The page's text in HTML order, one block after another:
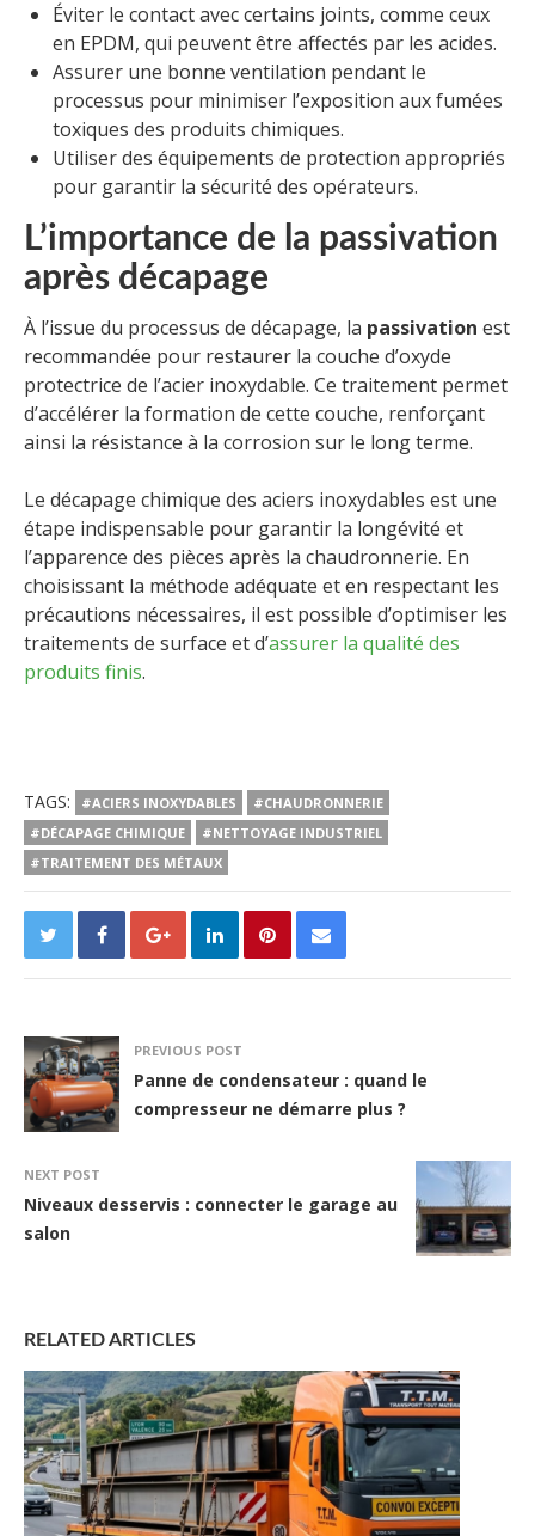
Éviter le contact avec certains joints, comme ceux
en EPDM, qui peuvent être affectés par les acides.
Assurer une bonne ventilation pendant le
processus pour minimiser l’exposition aux fumées
toxiques des produits chimiques.
Utiliser des équipements de protection appropriés
pour garantir la sécurité des opérateurs.
L’importance de la passivation
après décapage
À l’issue du processus de décapage, la passivation est
recommandée pour restaurer la couche d’oxyde
protectrice de l’acier inoxydable. Ce traitement permet
d’accélérer la formation de cette couche, renforçant
ainsi la résistance à la corrosion sur le long terme.
Le décapage chimique des aciers inoxydables est une
étape indispensable pour garantir la longévité et
l’apparence des pièces après la chaudronnerie. En
choisissant la méthode adéquate et en respectant les
précautions nécessaires, il est possible d’optimiser les
traitements de surface et d’assurer la qualité des
produits finis.
TAGS: #ACIERS INOXYDABLES
#CHAUDRONNERIE
#DÉCAPAGE CHIMIQUE
#NETTOYAGE INDUSTRIEL
#TRAITEMENT DES MÉTAUX
PREVIOUS POST
Panne de condensateur : quand le
compresseur ne démarre plus ?
NEXT POST
Niveaux desservis : connecter le garage au
salon
RELATED ARTICLES